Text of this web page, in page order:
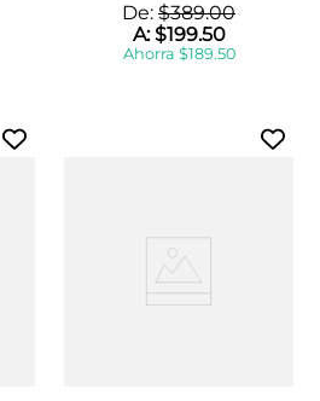
De: $389.00
A:$199.50
Ahorra $189.50